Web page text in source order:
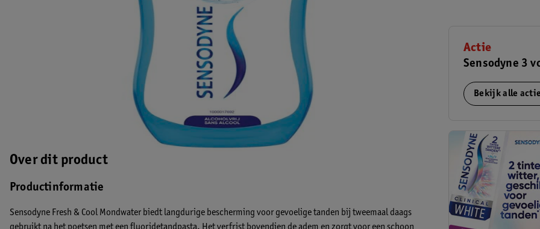
Over dit product
Productinformatie
Sensodyne Fresh & Cool Mondwater biedt langdurige bescherming voor gevoelige tanden bij tweemaal daags
Actie
Sensodyne 3
Bekijk alle